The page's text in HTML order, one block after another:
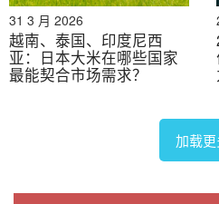
2026年7月30日
工业地产并购活动日益活跃
31 3 月 2026
越南、泰国、印度尼西
亚：日本大米在哪些国家
最能契合市场需求？
加载更